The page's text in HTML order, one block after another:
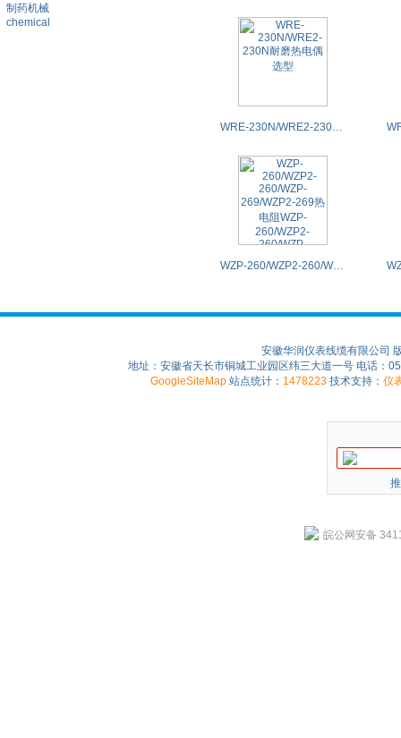
制药机械
chemical
WRE-230N/WRE2-230N耐磨热电偶选型
WZP-260/WZP2-260/WZP-269/WZP2-269热电阻WZP-260/WZP2-260/WZP-269/WZP2-269PT100
安徽华润仪表线缆有限公司
地址：安徽省天长市铜城工业园区纬三大道一号 电话：
GoogleSiteMap 站点统计： 1478223 技术支持： 仪
皖公网安备